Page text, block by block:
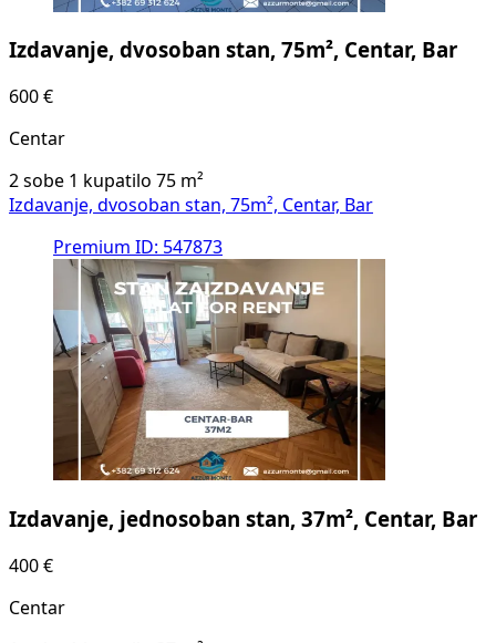
Izdavanje, dvosoban stan, 75m², Centar, Bar
600 €
Centar
2 sobe 1 kupatilo 75 m²
Izdavanje, dvosoban stan, 75m², Centar, Bar
Premium ID: 547873
Izdavanje, jednosoban stan, 37m², Centar, Bar
400 €
Centar